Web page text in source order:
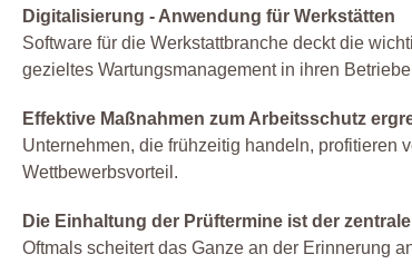
Digitalisierung - Anwendung für Werkstätten
Software für die Werkstattbranche deckt die
gezieltes Wartungsmanagement in ihren
Effektive Maßnahmen zum Arbeitsschutz
Unternehmen, die frühzeitig handeln, profitieren
Wettbewerbsvorteil.
Die Einhaltung der Prüftermine ist der
Oftmals scheitert das Ganze an der Erinnerung